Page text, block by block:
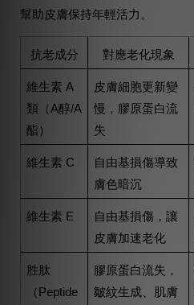
幫助皮膚保持年輕活力。
抗老成分 對應老化現象
維生素 A
類（A醇/A
酯）
皮膚細胞更新變
慢，膠原蛋白流
失
維生素 C
自由基損傷導致
膚色暗沉
維生素 E
自由基損傷，讓
皮膚加速老化
胜肽
（Peptide
膠原蛋白流失，
皺紋生成、肌膚